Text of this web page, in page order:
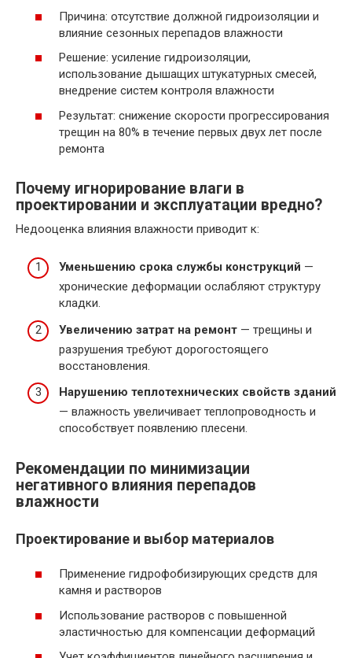
Причина: отсутствие должной гидроизоляции и
влияние сезонных перепадов влажности
Решение: усиление гидроизоляции,
использование дышащих штукатурных смесей,
внедрение систем контроля влажности
Результат: снижение скорости прогрессирования
трещин на 80% в течение первых двух лет после
ремонта
Почему игнорирование влаги в
проектировании и эксплуатации вредно?
Недооценка влияния влажности приводит к:
Уменьшению срока службы конструкций —
хронические деформации ослабляют структуру
кладки.
Увеличению затрат на ремонт — трещины и
разрушения требуют дорогостоящего
восстановления.
Нарушению теплотехнических свойств зданий
— влажность увеличивает теплопроводность и
способствует появлению плесени.
Рекомендации по минимизации
негативного влияния перепадов
влажности
Проектирование и выбор материалов
Применение гидрофобизирующих средств для
камня и растворов
Использование растворов с повышенной
эластичностью для компенсации деформаций